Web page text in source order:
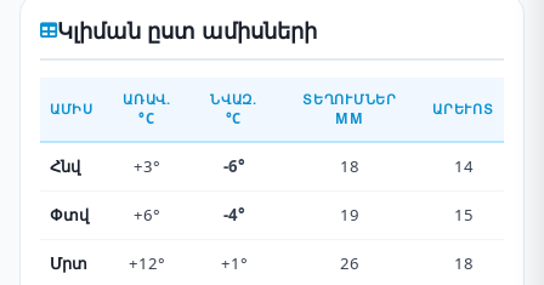
Կլիման ըստ ամիսների
ԱՄԻՍ
ԱՌԱՎ.
°C
ՆՎԱԶ.
°C
ՏԵՂՈՒՄՆԵՐ
ММ
ԱՐԵՒՈՏ
Հնվ +3° -6° 18 14
Փտվ +6° -4° 19 15
Մրտ +12° +1° 26 18